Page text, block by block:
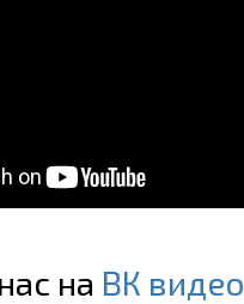
на ВК видео